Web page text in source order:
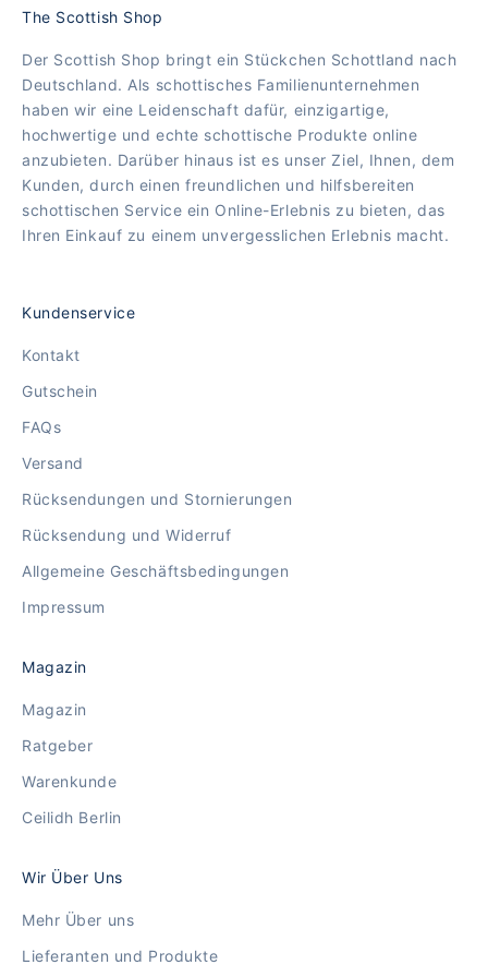
The Scottish Shop
Der Scottish Shop bringt ein Stückchen Schottland nach
Deutschland. Als schottisches Familienunternehmen
haben wir eine Leidenschaft dafür, einzigartige,
hochwertige und echte schottische Produkte online
anzubieten. Darüber hinaus ist es unser Ziel, Ihnen, dem
Kunden, durch einen freundlichen und hilfsbereiten
schottischen Service ein Online-Erlebnis zu bieten, das
Ihren Einkauf zu einem unvergesslichen Erlebnis macht.
Kundenservice
Kontakt
Gutschein
FAQs
Versand
Rücksendungen und Stornierungen
Rücksendung und Widerruf
Allgemeine Geschäftsbedingungen
Impressum
Magazin
Magazin
Ratgeber
Warenkunde
Ceilidh Berlin
Wir Über Uns
Mehr Über uns
Lieferanten und Produkte